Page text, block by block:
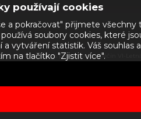
JAW.cz s.r.o., s provozovnou Děčín VI-
používají cookies
a pokračovat" přijmete
soubory cookies, které
a vytváření statistik. Váš
na tlačítko "Zjistit více".